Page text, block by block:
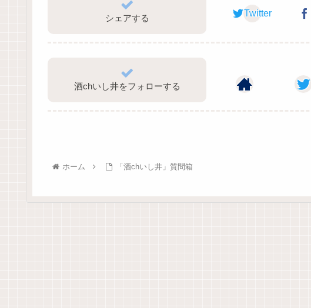
シェアする Twitter
酒chいし井をフォローする
ホーム 「酒chいし井」質問箱